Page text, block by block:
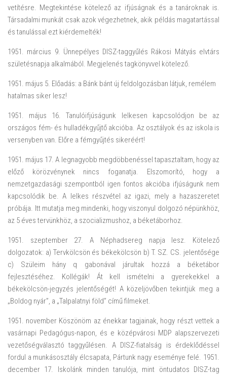
vetítésre. Megtekintése kötelező az ifjúságnak és a tanároknak is.
Társadalmi munkát csak azok végezhetnek, akik példás magatartással
és tanulással ezt kiérdemelték!
1951. március 9. Ünnepélyes DISZ-taggyűlés Rákosi Mátyás elvtárs
születésnapja alkalmából. Megjelenés tagkönyvvel kötelező.
1951. május 5. Előadás: a Bánk bánt új feldolgozásban látjuk, remélem
hatalmas siker lesz!
1951. május 16. Tanulóifjúságunk lelkesen kapcsolódjon be az
országos fém- és hulladékgyűjtő akcióba. Az osztályok és az iskola is
versenyben van. Előre a fémgyűjtés sikeréért!
1951. május 17. A legnagyobb megdöbbenéssel tapasztaltam, hogy az
előző körözvénynek nincs foganatja. Elszomorító, hogy a
nemzetgazdasági szempontból igen fontos akcióba ifjúságunk nem
kapcsolódik be. A lelkes részvétel az igazi, mely a hazaszeretet
próbája. Itt mutatja meg mindenki, hogy viszonyul dolgozó népünkhöz,
az 5 éves tervünkhöz, a szocializmushoz, a béketáborhoz.
1951. szeptember 27. A Néphadsereg napja lesz. Kötelező
dolgozatok: a) Tervkölcsön és békekölcsön b) T. SZ. CS. jelentősége
c) Szüleim hány q gabonával járultak hozzá a béketábor
fejlesztéséhez. Kollégák! Át kell ismételni a gyerekekkel a
békekölcsön-jegyzés jelentőségét! A közeljövőben tekintjük meg a
„Boldog nyár”, a „Talpalatnyi föld” című filmeket.
1951. november Köszönöm az énekkar tagjainak, hogy részt vettek a
vasárnapi Pedagógus-napon, és e középvárosi MDP alapszervezeti
vezetőségválasztó taggyűlésen. A DISZ-fiatalság is érdeklődéssel
fordul a munkásosztály élcsapata, Pártunk nagy eseménye felé. 1951.
december 17. Iskolánk minden tanulója, mint öntudatos DISZ-tag